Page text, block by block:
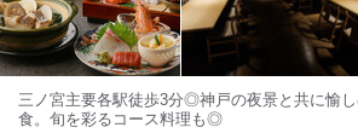
三ノ宮主要各駅徒歩3分◎神戸の夜景と共に愉
食。旬を彩るコース料理も◎